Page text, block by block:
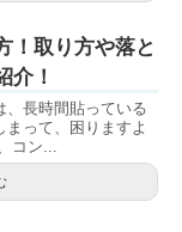
！取り方や落と
介！
、長時間貼っている
まって、困りますよ
コン...